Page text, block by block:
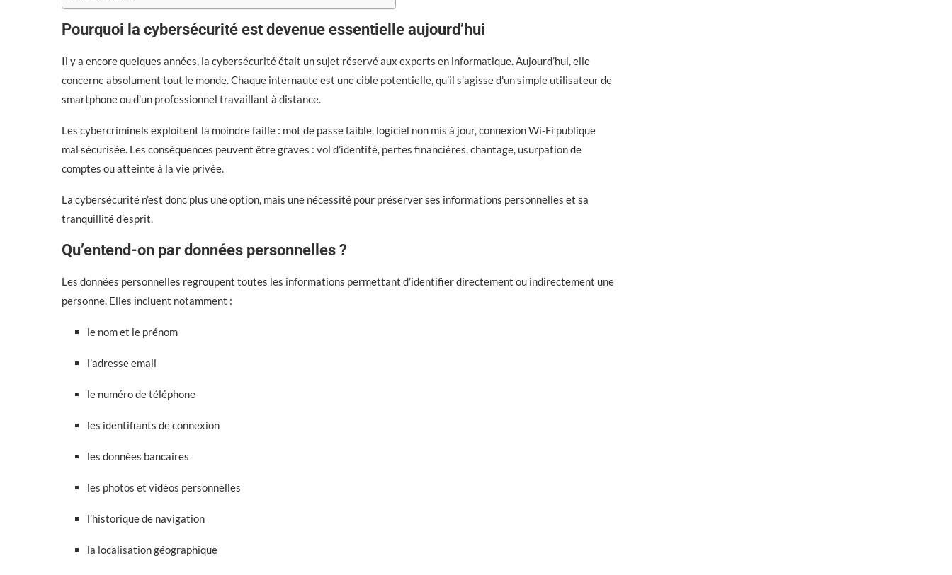
Pourquoi la cybersécurité est devenue essentielle aujourd’hui
Il y a encore quelques années, la cybersécurité était un sujet réservé aux experts en informatique. Aujourd’hui, elle
concerne absolument tout le monde. Chaque internaute est une cible potentielle, qu’il s’agisse d’un simple utilisateur de
smartphone ou d’un professionnel travaillant à distance.
Les cybercriminels exploitent la moindre faille : mot de passe faible, logiciel non mis à jour, connexion Wi-Fi publique
mal sécurisée. Les conséquences peuvent être graves : vol d’identité, pertes financières, chantage, usurpation de
comptes ou atteinte à la vie privée.
La cybersécurité n’est donc plus une option, mais une nécessité pour préserver ses informations personnelles et sa
tranquillité d’esprit.
Qu’entend-on par données personnelles ?
Les données personnelles regroupent toutes les informations permettant d’identifier directement ou indirectement une
personne. Elles incluent notamment :
le nom et le prénom
l’adresse email
le numéro de téléphone
les identifiants de connexion
les données bancaires
les photos et vidéos personnelles
l’historique de navigation
la localisation géographique